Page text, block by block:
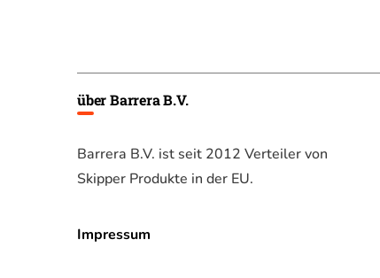
über Barrera B.V.
Barrera B.V. ist seit 2012 Verteiler von
Skipper Produkte in der EU.
Impressum